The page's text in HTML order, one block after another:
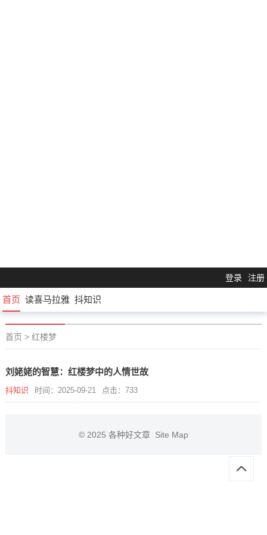
登录 注册
首页 读喜马拉雅 抖知识
首页 > 红楼梦
刘姥姥的智慧：红楼梦中的人情世故
抖知识 时间：2025-09-21 点击：733
© 2025 各种好文章 Site Map